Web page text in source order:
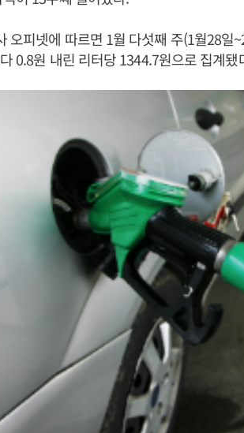
오피넷에 따르면 1월 다섯째 주(1월28일
0.8원 내린 리터당 1344.7원으로 집계됐